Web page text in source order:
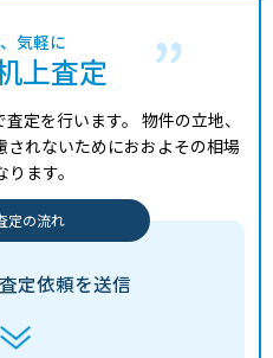
気軽に
上査定
定を行います。 物件の立地、
れないためにおおよその相場
ます。
定の流れ
査定依頼を送信